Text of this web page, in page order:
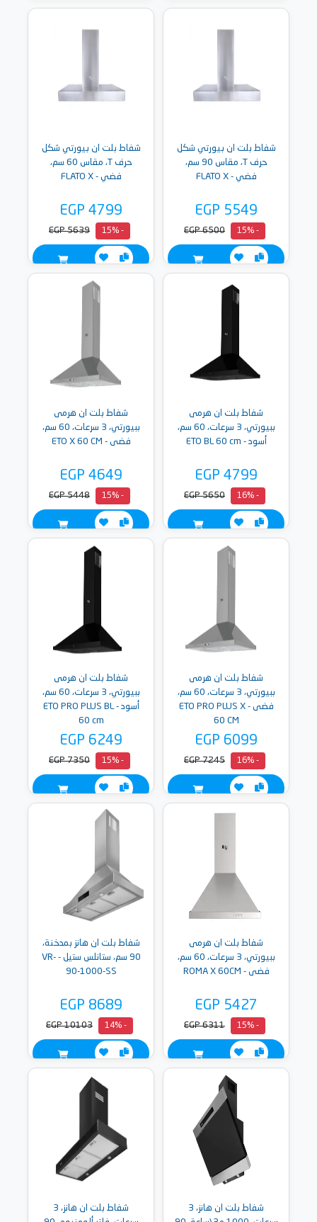
شفاط بلت ان بيورتي شكل
حرف T، مقاس 90 سم،
فضي - FLATO X
EGP 5549
- 15%
EGP 6500
شفاط بلت ان بيورتي شكل
حرف T، مقاس 60 سم،
فضي - FLATO X
EGP 4799
- 15%
EGP 5639
شفاط بلت ان هرمى
ببيورتي، 3 سرعات، 60 سم،
أسود - ETO BL 60 cm
EGP 4799
- 16%
EGP 5650
شفاط بلت ان هرمى
ببيورتي، 3 سرعات، 60 سم،
فضى - ETO X 60 CM
EGP 4649
- 15%
EGP 5448
شفاط بلت ان هرمى
ببيورتي، 3 سرعات، 60 سم،
فضى - ETO PRO PLUS X
60 CM
EGP 6099
- 16%
EGP 7245
شفاط بلت ان هرمى
ببيورتي، 3 سرعات، 60 سم،
أسود - ETO PRO PLUS BL
60 cm
EGP 6249
- 15%
EGP 7350
شفاط بلت ان هرمى
ببيورتي، 3 سرعات، 60 سم،
فضى - ROMA X 60CM
EGP 5427
- 15%
EGP 6311
شفاط بلت ان هانز بمدخنة،
90 سم، ستانلس ستيل - VR-
90-1000-SS
EGP 8689
- 14%
EGP 10103
شفاط بلت ان هانز، 3
شفاط بلت ان هانز، 3